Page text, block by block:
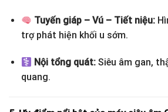
Tuyến giáp – Vú – Tiết niệu:
trợ phát hiện khối u sớm.
Nội tổng quát: Siêu âm gan,
quang.